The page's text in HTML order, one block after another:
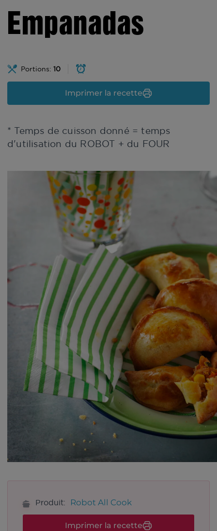
Empanadas
Portions: 10
Imprimer la recette
* Temps de cuisson donné = temps
d'utilisation du ROBOT + du FOUR
Produit: Robot All Cook
Imprimer la recette